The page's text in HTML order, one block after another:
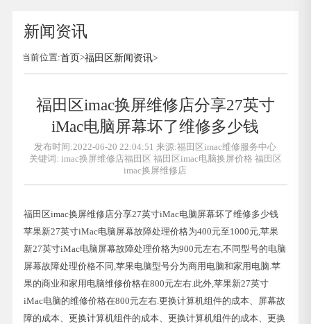
新闻资讯
当前位置:首页>福田区新闻资讯>
福田区imac换屏维修店分享27英寸
iMac电脑屏幕坏了维修多少钱
发布时间:2022-06-20 22:04:51 来源:福田区imac维修服务中心
关键词: imac换屏维修店福田区 福田区imac电脑换屏价格 福田区
imac换屏维修店
福田区imac换屏维修店分享27英寸iMac电脑屏幕坏了维修多少钱
苹果新27英寸iMac电脑屏幕故障处理价格为400元至1000元,苹果
新27英寸iMac电脑屏幕故障处理价格为900元左右,不同型号的电脑
屏幕故障处理价格不同,苹果电脑型号分为商用电脑和家用电脑.苹
果的商业和家用电脑维修价格在800元左右.此外,苹果新27英寸
iMac电脑的维修价格在800元左右.更换计算机组件的成本、屏幕故
障的成本、更换计算机组件的成本、更换计算机组件的成本、更换